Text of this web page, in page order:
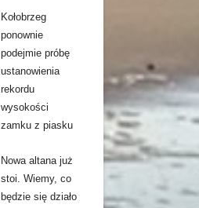
Kołobrzeg
ponownie
podejmie próbę
ustanowienia
rekordu
wysokości
zamku z piasku
Nowa altana już
stoi. Wiemy, co
będzie się działo